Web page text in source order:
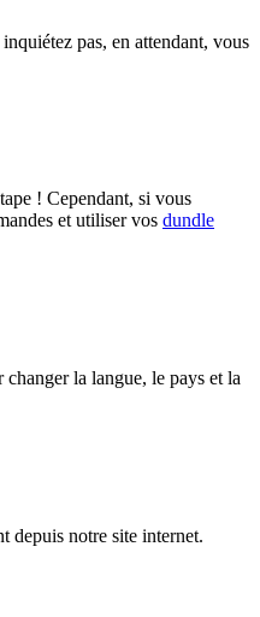
pas, en attendant, vous
! Cependant, si vous
et utiliser vos dundle
la langue, le pays et la
depuis notre site internet.